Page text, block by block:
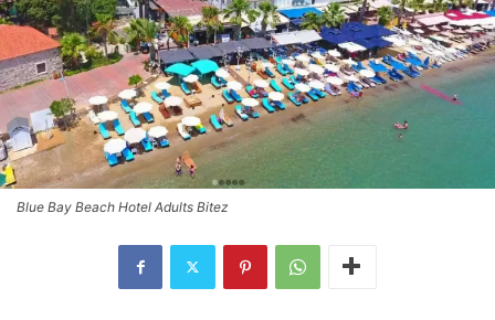
Blue Bay Beach Hotel Adults Bitez